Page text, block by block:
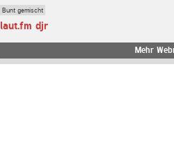
Bunt gemischt
laut.fm djr
Mehr